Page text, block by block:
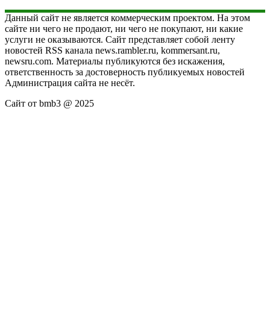
Данный сайт не является коммерческим проектом. На этом
сайте ни чего не продают, ни чего не покупают, ни какие
услуги не оказываются. Сайт представляет собой ленту
новостей RSS канала news.rambler.ru, kommersant.ru,
newsru.com. Материалы публикуются без искажения,
ответственность за достоверность публикуемых новостей
Администрация сайта не несёт.
Сайт от bmb3 @ 2025